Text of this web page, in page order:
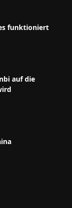
funktioniert
auf die